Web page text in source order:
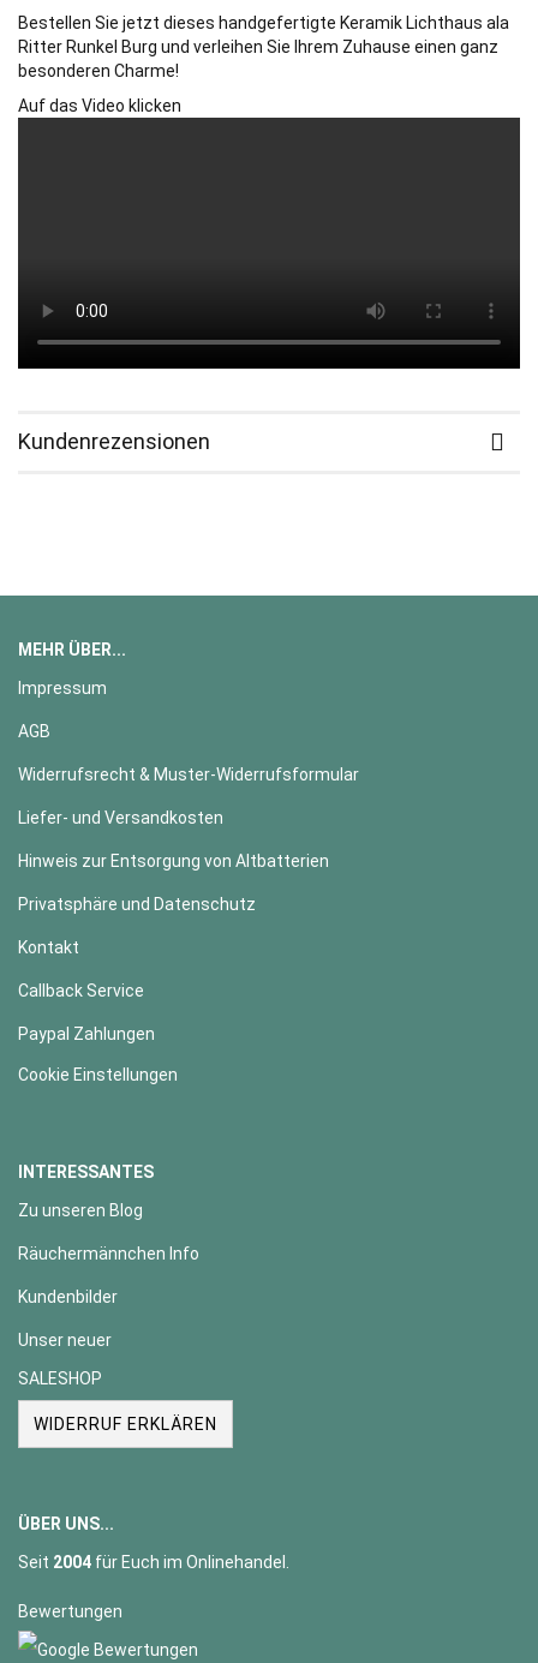
Bestellen Sie jetzt dieses handgefertigte Keramik Lichthaus ala
Ritter Runkel Burg und verleihen Sie Ihrem Zuhause einen ganz
besonderen Charme!
Auf das Video klicken
Kundenrezensionen
MEHR ÜBER...
Impressum
AGB
Widerrufsrecht & Muster-Widerrufsformular
Liefer- und Versandkosten
Hinweis zur Entsorgung von Altbatterien
Privatsphäre und Datenschutz
Kontakt
Callback Service
Paypal Zahlungen
Cookie Einstellungen
INTERESSANTES
Zu unseren Blog
Räuchermännchen Info
Kundenbilder
Unser neuer
SALESHOP
WIDERRUF ERKLÄREN
ÜBER UNS...
Seit 2004 für Euch im Onlinehandel.
Bewertungen